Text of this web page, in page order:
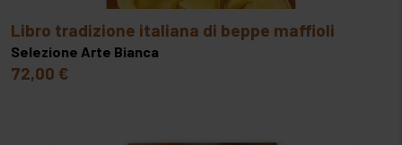
libro tradizione italiana di beppe maffioli
Selezione Arte Bianca
72,00 €